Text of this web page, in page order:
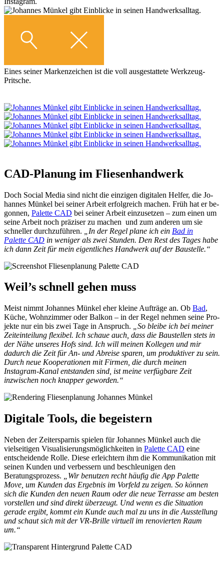
Eines seiner Markenzeichen ist die voll ausgestattete Werkzeug-
Pritsche.
CAD-Pla­nung im Flie­sen­hand­werk
Doch So­ci­al Me­dia sind nicht die ein­zi­gen di­gi­ta­len Hel­fer, die Jo­
han­nes Mün­kel bei sei­ner Ar­beit er­folg­reich ma­chen. Früh hat er be­
gon­nen, Pa­let­te CAD bei sei­ner Ar­beit ein­zu­set­zen – zum ei­nen um
sei­ne Ar­beit noch prä­zi­ser zu ma­chen und zum an­de­ren um sie
schnel­ler durch­zu­füh­ren.
„In der Regel plane ich ein Bad in
Palette CAD in weniger als zwei Stunden. Den Rest des Tages habe
ich dann Zeit für mein eigentliches Handwerk auf der Baustelle.“
Weil’s schnell ge­hen muss
Meist nimmt Jo­han­nes Mün­kel eher klei­ne Auf­trä­ge an. Ob Bad,
Kü­che, Wohn­zim­mer oder Bal­kon – in der Re­gel neh­men sei­ne Pro­
jek­te nur ein bis zwei Tage in An­spruch.
„So bleibe ich bei meiner
Zeiteinteilung flexibel. Ich schaue auch, dass die Baustellen stets in
der Nähe unseres Hofs sind. Ich will meinen Kollegen und mir
dadurch die Zeit für An- und Abreise sparen, um produktiver zu sein.
Durch neue Kooperationen mit Firmen, die durch meinen
Instagram-Kanal entstanden sind, ist meine verfügbare Zeit
inzwischen noch knapper geworden.“
Digitale Tools, die begeistern
Neben der Zeitersparnis spielen für Johannes Münkel auch die
vielseitigen Visualisierungsmöglichkeiten in Palette CAD eine
entscheidende Rolle. Diese erleichtern ihm die Kommunikation mit
seinen Kunden und verbessern und beschleunigen den
Beratungsprozess.
„Wir benutzen recht häufig die App Palette
Move, um Kunden das Ergebnis im Vorfeld zu zeigen. So können
sich die Kunden den neuen Raum oder die neue Terrasse am besten
vorstellen und sind direkt überzeugt. Und wenn es die Situation
gerade ergibt, kommt ein Kunde auch mal zu uns in die Ausstellung
und schaut sich mit der VR-Brille virtuell im renovierten Raum
um.“